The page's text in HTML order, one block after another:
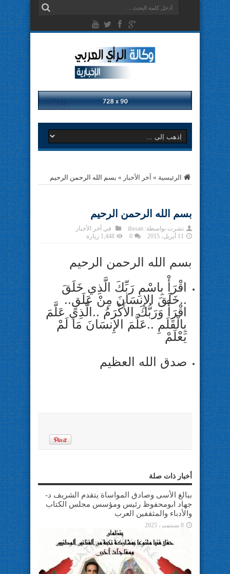
الرئيسية » آخر الأخبار » بسم الله الرحمن الرحيم
بسم الله الرحمن الرحيم
نشرت بواسطة: ihssan في آخر الأخبار
11 أبريل، 2015
0 1,448 زيارة
بسم الله الرحمن الرحيم
اقْرَأْ بِاسْمِ رَبِّكَ الَّذِي خَلَقَ
..خَلَقَ الإِنسَانَ مِنْ عَلَقٍ..
اقْرَأْ وَرَبُّكَ الأَكْرَمُ ..الَّذِي عَلَّمَ
بِالْقَلَمِ ..عَلَّمَ الإِنسَانَ مَا لَمْ
يَعْلَمْ
صدق الله العظيم
أخبار ذات صلة
ببالغ الأسى وصادق المواساة يتقدم الشريف د-
جهاد ابومحفوظ رئيس ومؤسس مجلس الكتاب
والأدباء والمثقفين العرب
8 سبتمبر، 2025